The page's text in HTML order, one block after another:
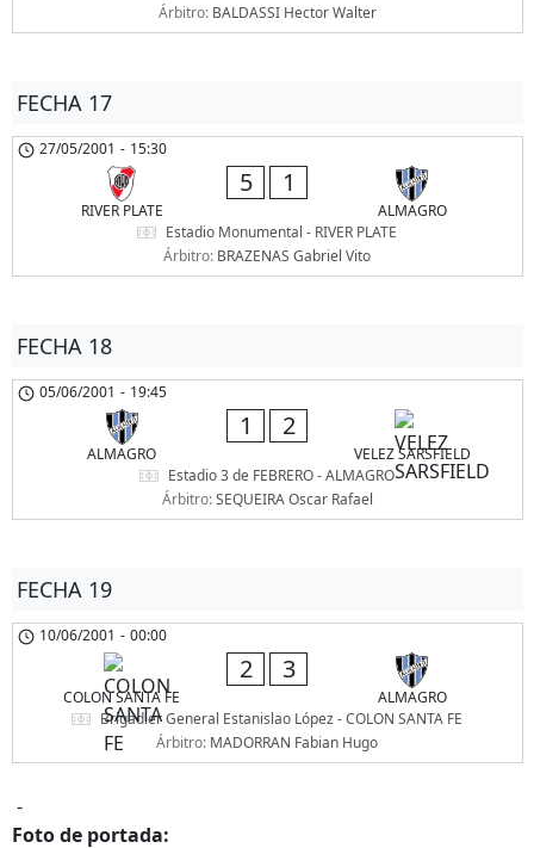
Árbitro: BALDASSI Hector Walter
FECHA 17
27/05/2001 - 15:30
RIVER PLATE
5 1
ALMAGRO
Estadio Monumental - RIVER PLATE
Árbitro: BRAZENAS Gabriel Vito
FECHA 18
05/06/2001 - 19:45
ALMAGRO
1 2
VELEZ SARSFIELD
Estadio 3 de FEBRERO - ALMAGRO
Árbitro:SEQUEIRA Oscar Rafael
FECHA 19
10/06/2001 - 00:00
COLON SANTA FE
2 3
ALMAGRO
Brigadier General Estanislao López - COLON SANTA FE
Árbitro: MADORRAN Fabian Hugo
-
Foto de portada: